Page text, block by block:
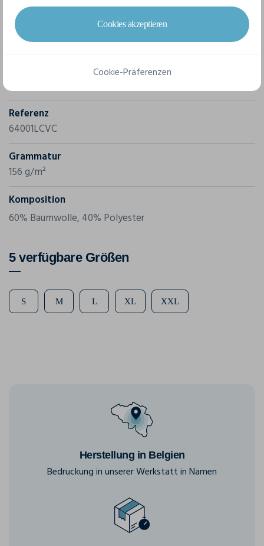
Merkmale
Referenz
64001LCVC
Grammatur
156 g/m²
Komposition
60% Baumwolle, 40% Polyester
5 verfügbare Größen
S M L XL XXL
Herstellung in Belgien
Bedruckung in unserer Werkstatt in Namen
Cookies akzeptieren
Cookie-Präferenzen